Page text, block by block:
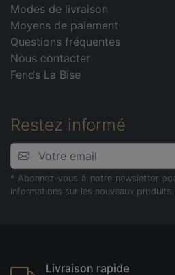
Modes de livraison
Moyens de paiement
Questions fréquentes
Nous contacter
Fends La Bise
Restez informé
* Abonnez-vous à notre newsletter
informations sur les nouveaux produits.
Livraison rapide